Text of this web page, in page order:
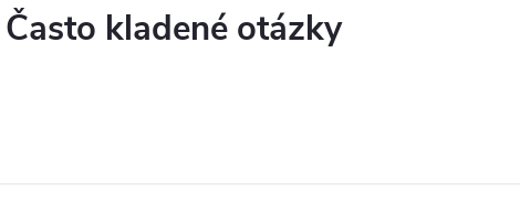
Často kladené otázky